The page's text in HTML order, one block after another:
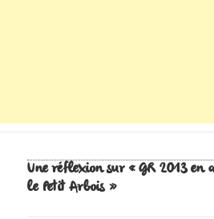
Une réflexion sur « GR 2013
le Petit Arbois »